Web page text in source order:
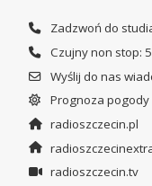
Zadzwoń do
Czujny non stop:
Wyślij do nas
Prognoza pogody
radioszczecin.pl
radioszczecin.tv